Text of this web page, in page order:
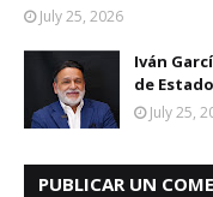
July 25, 2026
Iván
de Estado
July 25,
PUBLICAR UN